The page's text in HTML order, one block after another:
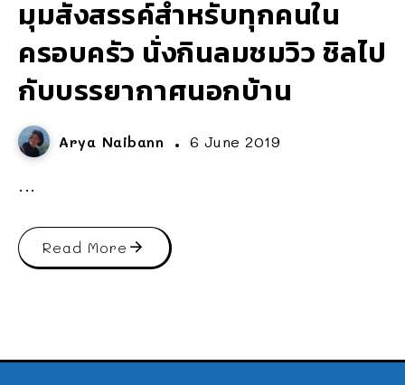
มุมสังสรรค์สำหรับทุกคนใน
ครอบครัว นั่งกินลมชมวิว ชิลไป
กับบรรยากาศนอกบ้าน
Arya Naibann 6 June 2019
...
Read More